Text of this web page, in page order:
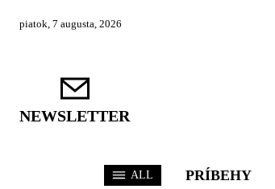
piatok, 7 augusta, 2026
NEWSLETTER
ALL PRÍBEHY